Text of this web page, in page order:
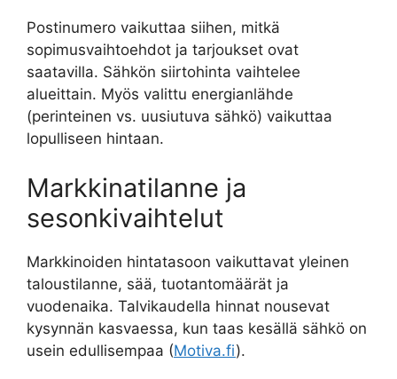
Postinumero vaikuttaa siihen, mitkä
sopimusvaihtoehdot ja tarjoukset ovat
saatavilla. Sähkön siirtohinta vaihtelee
alueittain. Myös valittu energianlähde
(perinteinen vs. uusiutuva sähkö) vaikuttaa
lopulliseen hintaan.
Markkinatilanne ja
sesonkivaihtelut
Markkinoiden hintatasoon vaikuttavat yleinen
taloustilanne, sää, tuotantomäärät ja
vuodenaika. Talvikaudella hinnat nousevat
kysynnän kasvaessa, kun taas kesällä sähkö on
usein edullisempaa (Motiva.fi).